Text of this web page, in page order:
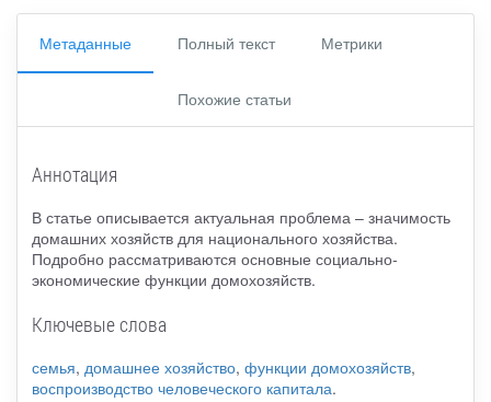
Метаданные Полный текст Метрики
Похожие статьи
Аннотация
В статье описывается актуальная проблема – значимость
домашних хозяйств для национального хозяйства.
Подробно рассматриваются основные социально-
экономические функции домохозяйств.
Ключевые слова
семья, домашнее хозяйство, функции домохозяйств,
воспроизводство человеческого капитала.